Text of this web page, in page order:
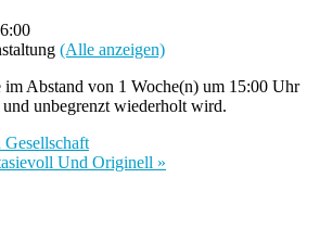
(Alle anzeigen)
im Abstand von 1 Woche(n) um 15:00 Uhr
unbegrenzt wiederholt wird.
Gesellschaft
Und Originell »